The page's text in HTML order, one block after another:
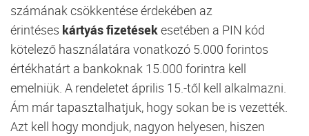
számának csökkentése érdekében az
érintéses kártyás fizetések esetében a PIN kód
kötelező használatára vonatkozó 5.000 forintos
értékhatárt a bankoknak 15.000 forintra kell
emelniük. A rendeletet április 15.-től kell alkalmazni.
Ám már tapasztalhatjuk, hogy sokan be is vezették.
Azt kell hogy mondjuk, nagyon helyesen, hiszen